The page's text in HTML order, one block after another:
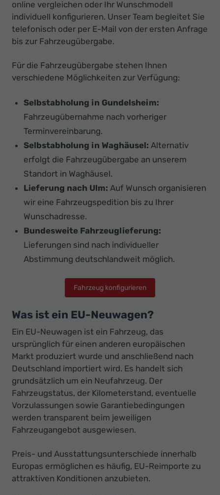
online vergleichen oder Ihr Wunschmodell
individuell konfigurieren. Unser Team begleitet Sie
telefonisch oder per E-Mail von der ersten Anfrage
bis zur Fahrzeugübergabe.
Für die Fahrzeugübergabe stehen Ihnen
verschiedene Möglichkeiten zur Verfügung:
Selbstabholung in Gundelsheim:
Fahrzeugübernahme nach vorheriger
Terminvereinbarung.
Selbstabholung in Waghäusel: Alternativ
erfolgt die Fahrzeugübergabe an unserem
Standort in Waghäusel.
Lieferung nach Ulm: Auf Wunsch organisieren
wir eine Fahrzeugspedition bis zu Ihrer
Wunschadresse.
Bundesweite Fahrzeuglieferung:
Lieferungen sind nach individueller
Abstimmung deutschlandweit möglich.
Fahrzeug konfigurieren
Was ist ein EU-Neuwagen?
Ein EU-Neuwagen ist ein Fahrzeug, das
ursprünglich für einen anderen europäischen
Markt produziert wurde und anschließend nach
Deutschland importiert wird. Es handelt sich
grundsätzlich um ein Neufahrzeug. Der
Fahrzeugstatus, der Kilometerstand, eventuelle
Vorzulassungen sowie Garantiebedingungen
werden transparent beim jeweiligen
Fahrzeugangebot ausgewiesen.
Preis- und Ausstattungsunterschiede innerhalb
Europas ermöglichen es häufig, EU-Reimporte zu
attraktiven Konditionen anzubieten.